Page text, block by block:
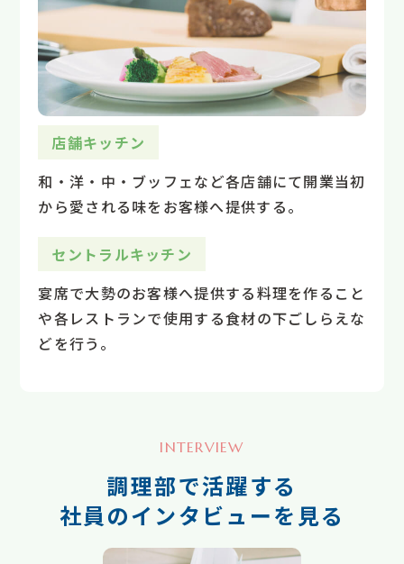
店舗キッチン
和・洋・中・ブッフェなど各店舗にて開業当初
から愛される味をお客様へ提供する。
セントラルキッチン
宴席で大勢のお客様へ提供する料理を作ること
や各レストランで使用する食材の下ごしらえな
どを行う。
INTERVIEW
調理部で活躍する
社員のインタビューを見る